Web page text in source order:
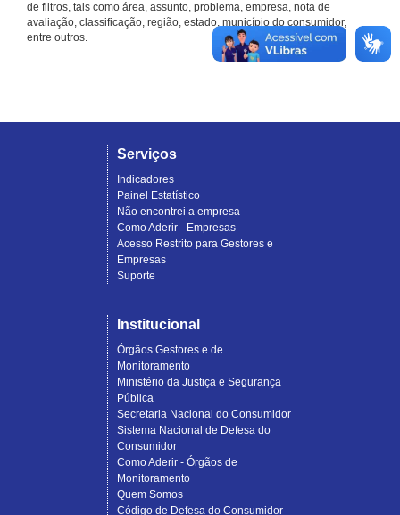
de filtros, tais como área, assunto, problema, empresa, nota de
avaliação, classificação, região, estado, município do consumidor,
entre outros.
Serviços
Indicadores
Painel Estatístico
Não encontrei a empresa
Como Aderir - Empresas
Acesso Restrito para Gestores e
Empresas
Suporte
Institucional
Órgãos Gestores e de
Monitoramento
Ministério da Justiça e Segurança
Pública
Secretaria Nacional do Consumidor
Sistema Nacional de Defesa do
Consumidor
Como Aderir - Órgãos de
Monitoramento
Quem Somos
Código de Defesa do Consumidor